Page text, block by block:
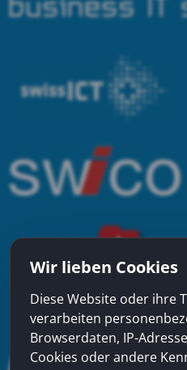
Wir lieben Cookies
Diese Website oder ihre
verarbeiten
Browserdaten, IP-
Cookies oder andere